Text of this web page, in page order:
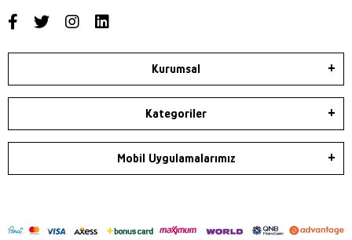
Kurumsal
Kategoriler
Mobil Uygulamalarımız